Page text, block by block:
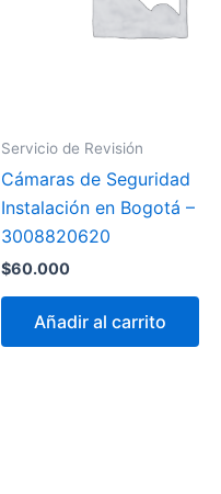
Servicio de Revisión
Cámaras de Seguridad
Instalación en Bogotá –
3008820620
$60.000
Añadir al carrito